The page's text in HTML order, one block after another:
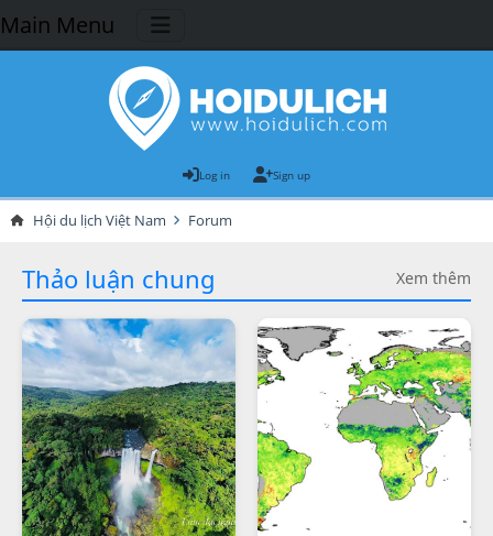
Main Menu
Log in Sign up
Hội du lịch Việt Nam Forum
Thảo luận chung Xem thêm